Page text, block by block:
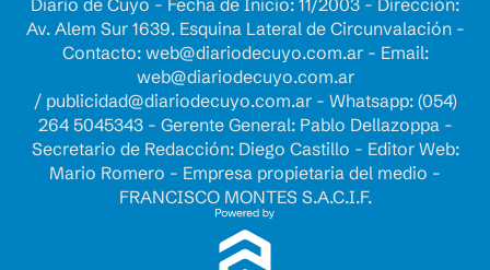
Av. Alem Sur 1639. Esquina Lateral de Circunvalación -
Contacto: web@diariodecuyo.com.ar- Email:
web@diariodecuyo.com.ar
/ publicidad@diariodecuyo.com.ar- Whatsapp: (054)
264 5045343 - Gerente General: Pablo Dellazoppa -
Secretario de Redacción: Diego Castillo - Editor Web:
Mario Romero - Empresa propietaria del medio -
FRANCISCO MONTES S.A.C.I.F.